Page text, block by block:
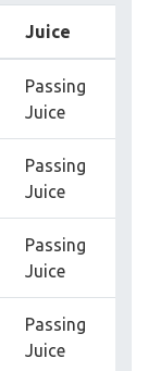
Juice
Passing
Juice
Passing
Juice
Passing
Juice
Passing
Juice